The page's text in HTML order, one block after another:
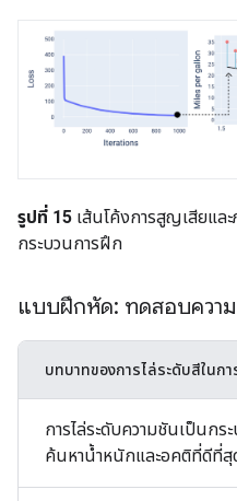
รูปที่ 15 เส้นโค้งการสูญเสียแล
กระบวนการฝึก
แบบฝึกหัด: ทดสอบความ
บทบาทของการไล่ระดับสีในกา
การไล่ระดับความชันเป็นกร
ค้นหาน้ำหนักและอคติที่ดีที่